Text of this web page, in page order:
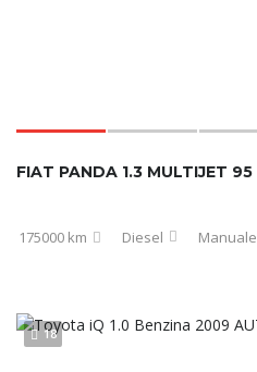
175000 km Diesel Manuale
18